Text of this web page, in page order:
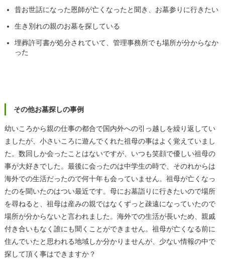
昔お世話になった恩師が亡くなったと聞き、お墓参りに行きたい
生き別れの親のお墓を探している
埋葬許可書が処分されていて、管理事務所でも場所が分からなか
った
その他お墓探しの事例
幼いころから親の仕事の都合で国内外への引っ越しを繰り返してい
ましたが、小さいころに遊んでくれた祖母の事はよく覚えていまし
た。数回しか会ったことはないですが、いつも笑顔で優しい祖母の
事が大好きでした。最後に会ったのは中学生の時で、そのれからは
海外での生活だったので何十年も会っていません。祖母が亡くなっ
たのを聞いたのはつい最近です。母にお墓詣りに行きたいので場所
を尋ねると、祖母は産みの親ではなくずっと疎遠になっていたので
場所が分からないと言われました。海外での生活が長いため、親戚
付き合いもなく誰にも聞くことができません。祖母が亡くなる前に
住んでいたと思われる地域しか分かりませんが、少ない情報の中で
探して頂く事はできますか？